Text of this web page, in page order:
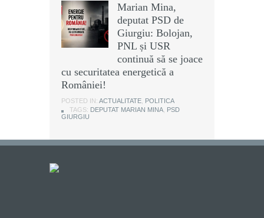
Marian Mina,
deputat PSD de
Giurgiu: Bolojan,
PNL și USR
continuă să se joace
cu securitatea energetică a
României!
POSTED IN: ACTUALITATE POLITICA
TAGS: DEPUTAT MARIAN MINA PSD
GIURGIU